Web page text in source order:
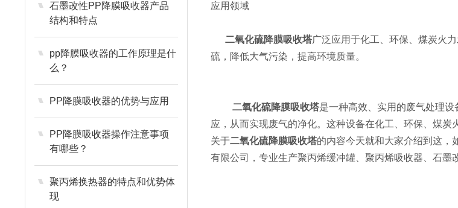
石墨改性PP降膜吸收器产品
结构和特点
pp降膜吸收器的工作原理是什
么？
PP降膜吸收器的优势与应用
PP降膜吸收器操作注意事项
有哪些？
聚丙烯换热器的特点和优势体
现
应用领域
二氧化硫降膜吸收塔广泛应用于化工、环保、煤炭火
硫，降低大气污染，提高环境质量。
二氧化硫降膜吸收塔是一种高效、实用的废气处理
应，从而实现废气的净化。这种设备在化工、环保、煤炭
关于二氧化硫降膜吸收塔的内容今天就和大家介绍到这，
有限公司，专业生产聚丙烯缓冲罐、聚丙烯吸收器、石墨